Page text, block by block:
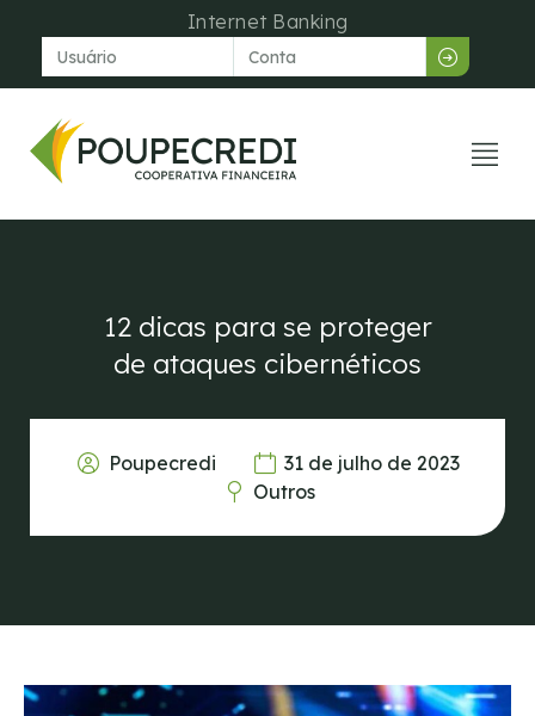
Internet Banking
12 dicas para se proteger
de ataques cibernéticos
Poupecredi
31 de julho de 2023
Outros